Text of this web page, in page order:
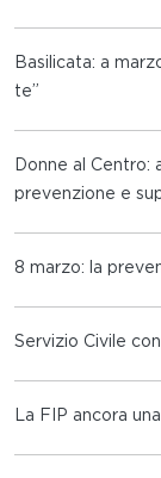
Basilicata: a
te”
Donne al
prevenzione e
8 marzo: la
Servizio Civile
La FIP ancora